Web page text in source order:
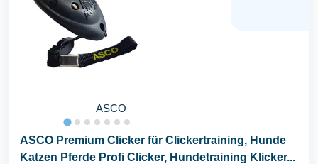
ASCO
ASCO Premium Clicker für Clickertraining, Hunde
Katzen Pferde Profi Clicker, Hundetraining Klicker...